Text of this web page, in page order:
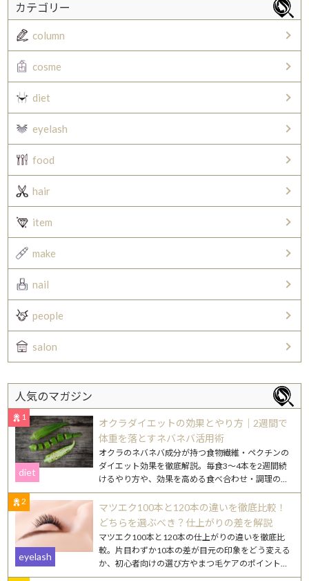
カテゴリー
column
cosme
diet
eyelash
food
hair
item
make
nail
people
salon
人気のマガジン
1
オクラダイエットの効果とやり方｜2週間で
体重を落とすネバネバ活用術
diet
オクラのネバネバ成分が持つ食物繊維・ペクチンの
ダイエット効果を徹底解説。毎食3〜4本を2週間続
けるやり方や、効果を高める食べ合わせ・調理のコ
ツを紹介します。
2
マツエク100本と120本の違いを徹底比較！
どちらを選ぶべき？仕上がりの差を解説
eyelash
マツエク100本と120本の仕上がりの違いを徹底比
較。片目わずか10本の差が目元の印象をどう変える
か、初心者向けの選び方やまつ毛ケアのポイントも
詳しく解説します。